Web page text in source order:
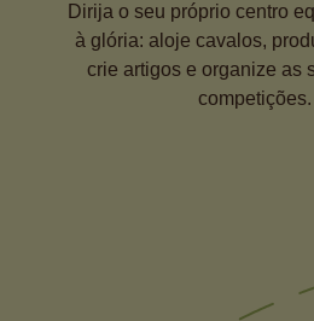
Dirija o seu próprio centro
à glória: aloje cavalos,
crie artigos e organize as
competições.